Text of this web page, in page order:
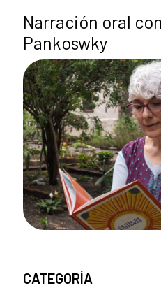
Narración oral
Pankoswky
CATEGORÍA